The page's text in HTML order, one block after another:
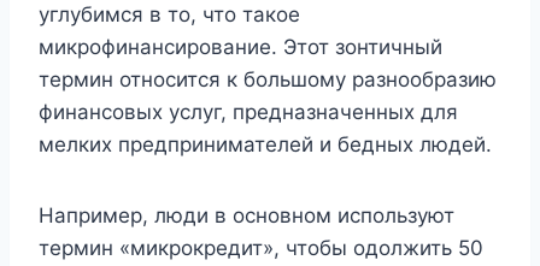
углубимся в то, что такое
микрофинансирование. Этот зонтичный
термин относится к большому разнообразию
финансовых услуг, предназначенных для
мелких предпринимателей и бедных людей.
Например, люди в основном используют
термин «микрокредит», чтобы одолжить 50